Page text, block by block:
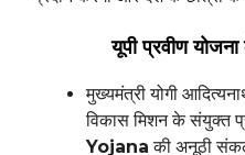
यूपी प्रवीण
मुख्यमंत्री योगी
विकास मिशन के संयुक्त
Yojana की अनूठी